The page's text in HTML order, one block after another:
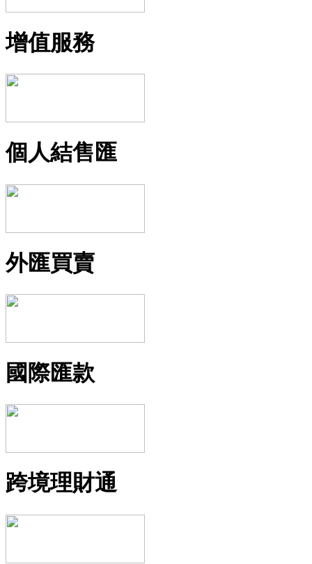
增值服務
個人結售匯
外匯買賣
國際匯款
跨境理財通